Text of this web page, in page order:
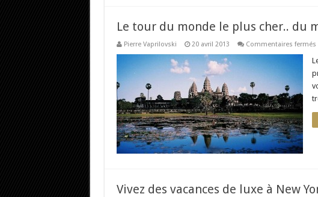
Le tour du monde le plus cher.. du
Pierre Vaprilovski 20 avril 2013 Commentaires fermés
Vivez des vacances de luxe à New